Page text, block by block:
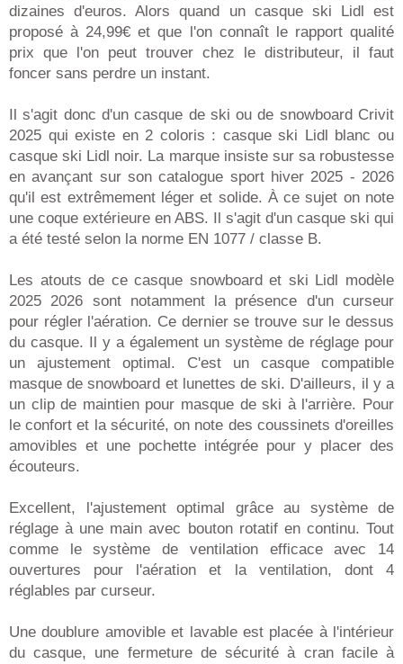
dizaines d'euros. Alors quand un casque ski Lidl est
proposé à 24,99€ et que l'on connaît le rapport qualité
prix que l'on peut trouver chez le distributeur, il faut
foncer sans perdre un instant.
Il s'agit donc d'un casque de ski ou de snowboard Crivit
2025 qui existe en 2 coloris : casque ski Lidl blanc ou
casque ski Lidl noir. La marque insiste sur sa robustesse
en avançant sur son catalogue sport hiver 2025 - 2026
qu'il est extrêmement léger et solide. À ce sujet on note
une coque extérieure en ABS. Il s'agit d'un casque ski qui
a été testé selon la norme EN 1077 / classe B.
Les atouts de ce casque snowboard et ski Lidl modèle
2025 2026 sont notamment la présence d'un curseur
pour régler l'aération. Ce dernier se trouve sur le dessus
du casque. Il y a également un système de réglage pour
un ajustement optimal. C'est un casque compatible
masque de snowboard et lunettes de ski. D'ailleurs, il y a
un clip de maintien pour masque de ski à l'arrière. Pour
le confort et la sécurité, on note des coussinets d'oreilles
amovibles et une pochette intégrée pour y placer des
écouteurs.
Excellent, l'ajustement optimal grâce au système de
réglage à une main avec bouton rotatif en continu. Tout
comme le système de ventilation efficace avec 14
ouvertures pour l'aération et la ventilation, dont 4
réglables par curseur.
Une doublure amovible et lavable est placée à l'intérieur
du casque, une fermeture de sécurité à cran facile à